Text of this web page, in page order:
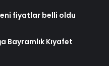
fiyatlar belli oldu
Bayramlık Kıyafet